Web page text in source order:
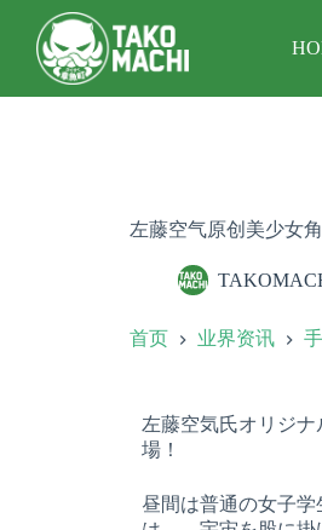
跳
过
内
容
左藤空气原创美少女
首页 业界资讯
左藤空気氏オリジ
場！
昼間は普通の女子